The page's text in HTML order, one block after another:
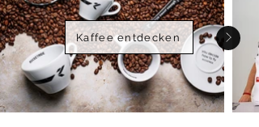
Kaffee entdecken